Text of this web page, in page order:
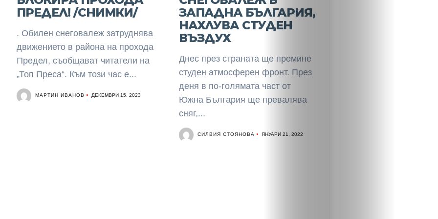
ПРЕДЕЛ! /СНИМКИ/
. Обилен снеговалеж затруднява
движението в района на прохода
Предел, съобщават читатели на
„Топ Преса“. Към този час е...
МАРТИН ИВАНОВ ДЕКЕМВРИ 15, 2023
ЗАПАДНА БЪЛГАРИЯ,
НАХЛУВА СТУДЕН
ВЪЗДУХ
Днес през страната ще премине
студен атмосферен фронт. През
деня в по-голямата част от
Южна България ще превалява
сняг,...
СИЛВИЯ СТОЯНОВА ЯНУАРИ 21, 2022